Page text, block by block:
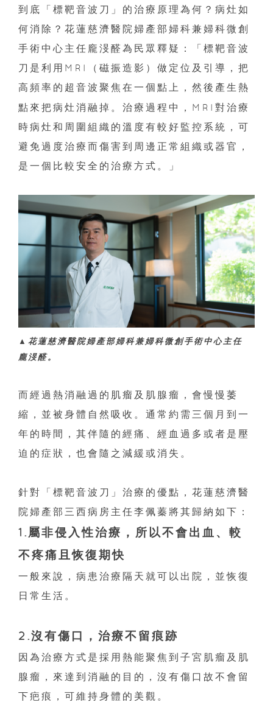
到底「標靶音波刀」的治療原理為何？病灶如
何消除？花蓮慈濟醫院婦產部婦科兼婦科微創
手術中心主任龐渂醛為民眾釋疑：「標靶音波
刀是利用MRI（磁振造影）做定位及引導，把
高頻率的超音波 聚焦 在一個點上，然後產生熱
點來把病灶消融掉。治療過程中，MRI對治療
時病灶和周圍組織的溫度有較好監控系統，可
避免過度治療而傷害到周邊正常組織或器官，
是一個比較安全的治療方式。」
▲花蓮慈濟醫院婦產部婦科兼婦科微創手術中心主任
龐渂醛。
而經過熱消融過的肌瘤及肌腺瘤，會慢慢萎
縮，並被身體自然吸收。通常約需三個月到一
年的時間，其伴隨的經痛、經血過多或者是壓
迫的症狀，也會隨之減緩或消失。
針對「標靶音波刀」治療的優點，花蓮慈濟醫
院婦產部三西病房主任李佩蓁將其歸納如下：
1.屬非侵入性治療，所以不會出血、較
不疼痛且恢復期快
一般來說，病患治療隔天就可以出院，並恢復
日常生活。
2.沒有傷口，治療不留痕跡
因為治療方式是採用熱能聚焦到子宮肌瘤及肌
腺瘤，來達到消融的目的，沒有傷口故不會留
下疤痕，可維持身體的美觀。